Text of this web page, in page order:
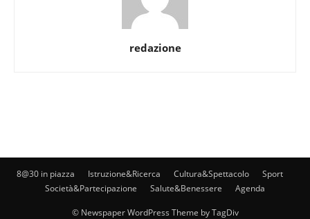
redazione
8@30 in piazza Istruzione&Ricerca Cultura&Spettacolo
Sport
Società&Partecipazione
Salute&Benessere Agenda
© Newspaper WordPress Theme by TagDiv